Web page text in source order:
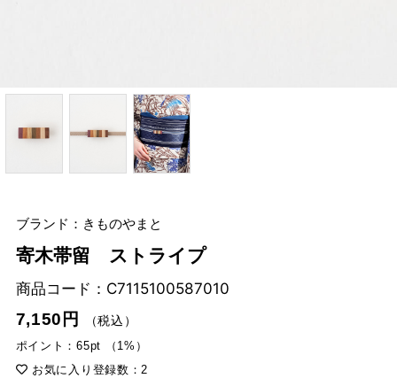
ブランド：きものやまと
寄木帯留 ストライプ
商品コード： C7115100587010
7,150円
（税込）
ポイント：65pt （1%）
お気に入り登録数：2